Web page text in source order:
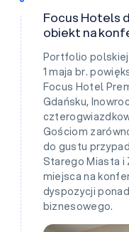
Focus Hotels
obiekt na
Portfolio
1 maja br.
Focus Hotel
Gdańsku,
Gościom
do gustu
Starego Miasta i
miejsca na
dyspozycji
biznesowego.